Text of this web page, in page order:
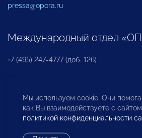
pressa@opora.ru
Международный отдел
+7 (495) 247-4777 (доб. 126)
Бюро по защите прав
инвесторов
Мы используем cookie. Они
как Вы взаимодействуете с
политикой конфиденциальности